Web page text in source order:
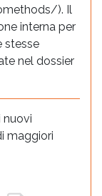
). Il
interna per
stesse
nel dossier
nuovi
maggiori